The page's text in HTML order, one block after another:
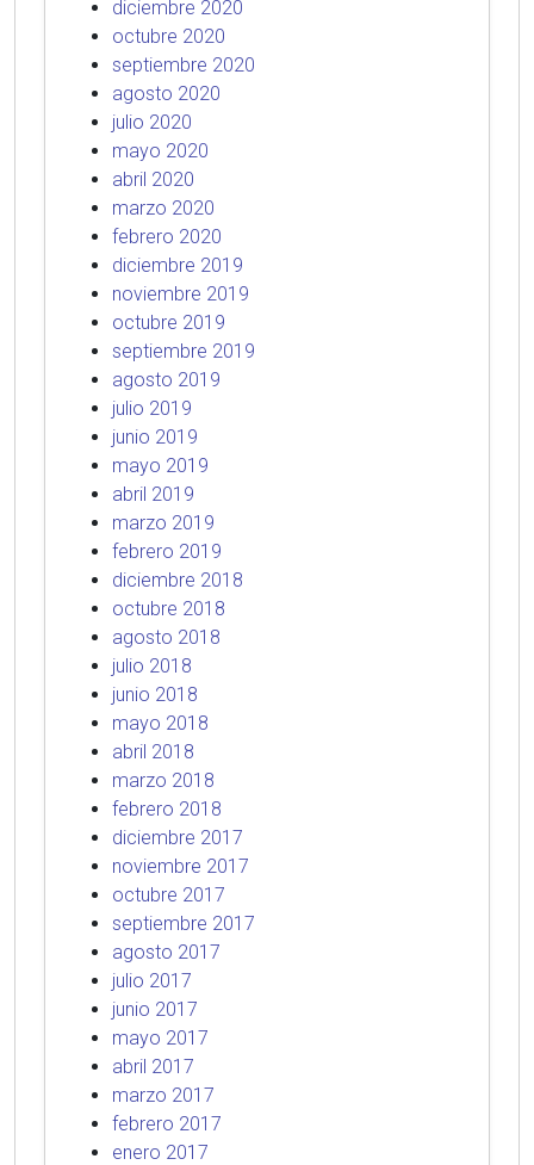
diciembre 2020
octubre 2020
septiembre 2020
agosto 2020
julio 2020
mayo 2020
abril 2020
marzo 2020
febrero 2020
diciembre 2019
noviembre 2019
octubre 2019
septiembre 2019
agosto 2019
julio 2019
junio 2019
mayo 2019
abril 2019
marzo 2019
febrero 2019
diciembre 2018
octubre 2018
agosto 2018
julio 2018
junio 2018
mayo 2018
abril 2018
marzo 2018
febrero 2018
diciembre 2017
noviembre 2017
octubre 2017
septiembre 2017
agosto 2017
julio 2017
junio 2017
mayo 2017
abril 2017
marzo 2017
febrero 2017
enero 2017